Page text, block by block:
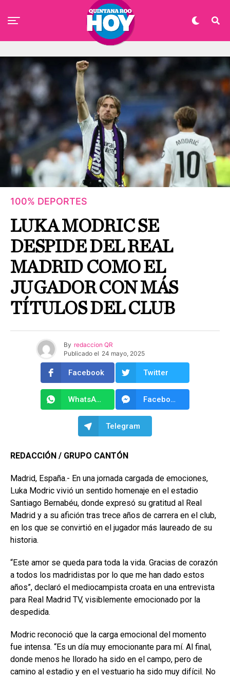
100% DEPORTES
LUKA MODRIC SE
DESPIDE DEL REAL
MADRID COMO EL
JUGADOR CON MÁS
TÍTULOS DEL CLUB
By redaccion QR
Publicado el 24 mayo, 2025
Facebook Twitter
WhatsApp Facebook Messenger
Telegram
REDACCIÓN / GRUPO CANTÓN
Madrid, España.- En una jornada cargada de emociones,
Luka Modric vivió un sentido homenaje en el estadio
Santiago Bernabéu, donde expresó su gratitud al Real
Madrid y a su afición tras trece años de carrera en el club,
en los que se convirtió en el jugador más laureado de su
historia.
“Este amor se queda para toda la vida. Gracias de corazón
a todos los madridistas por lo que me han dado estos
años”, declaró el mediocampista croata en una entrevista
para Real Madrid TV, visiblemente emocionado por la
despedida.
Modric reconoció que la carga emocional del momento
fue intensa. “Es un día muy emocionante para mí. Al final,
donde menos he llorado ha sido en el campo, pero de
camino al estadio y en el vestuario ha sido muy difícil. No